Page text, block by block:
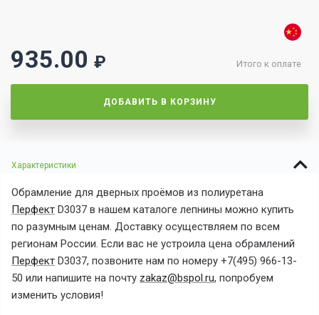
Итого к оплате
935.00 ₽
ДОБАВИТЬ В КОРЗИНУ
Характеристики
Обрамление для дверных проёмов из полиуретана
Перфект D3037 в нашем каталоге лепнины можно купить
по разумным ценам. Доставку осуществляем по всем
регионам России. Если вас не устроила цена обрамлений
Перфект D3037, позвоните нам по номеру +7(495) 966-13-
50 или напишите на почту zakaz@bspol.ru, попробуем
изменить условия!